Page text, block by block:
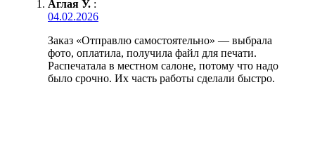
Аглая У. :
04.02.2026
Заказ «Отправлю самостоятельно» — выбрала
фото, оплатила, получила файл для печати.
Распечатала в местном салоне, потому что надо
было срочно. Их часть работы сделали быстро.